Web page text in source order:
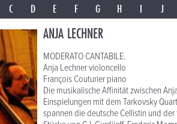
C D E F G H I J
ANJA LECHNER
MODERATO CANTABILE.
Anja Lechner violoncello
François Couturier piano
Die musikalische Affinität zwischen
Einspielungen mit dem Tarkovsky
spannen die deutsche Cellistin und